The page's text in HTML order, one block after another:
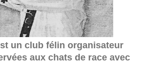
un club félin organisateur
aux chats de race avec